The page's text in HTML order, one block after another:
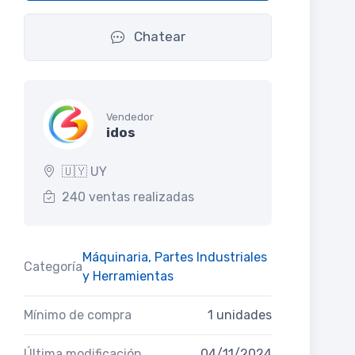
Chatear
Vendedor
idos
🇺🇾 UY
240 ventas realizadas
Categoría
Máquinaria, Partes Industriales
y Herramientas
Mínimo de compra 1 unidades